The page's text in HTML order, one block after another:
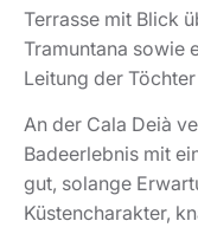
einheimischen
mit lokaler
Deià
Aufenthalt
Deià Mallorca